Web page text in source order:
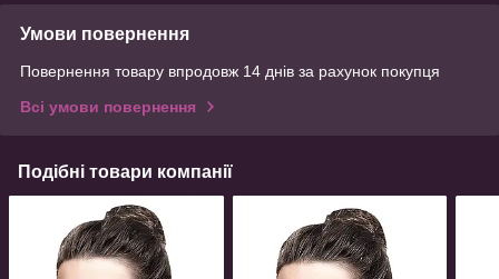
Умови повернення
Повернення товару впродовж 14 днів за рахунок покупця
Всі умови повернення
Подібні товари компанії